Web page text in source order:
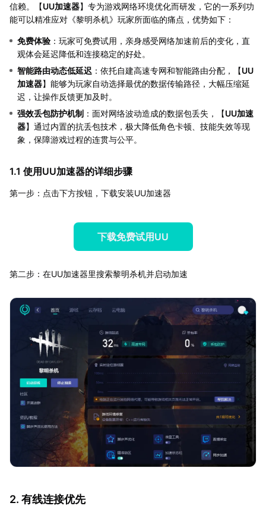
信赖。【UU加速器】专为游戏网络环境优化而研发，它的一系列功
能可以精准应对《黎明杀机》玩家所面临的痛点，优势如下：
免费体验 ：玩家可免费试用，亲身感受网络加速前后的变化，直
观体会延迟降低和连接稳定的好处。
智能路由动态低延迟 ：依托自建高速专网和智能路由分配，【UU
加速器】能够为玩家自动选择最优的数据传输路径，大幅压缩延
迟，让操作反馈更加及时。
强效丢包防护机制 ：面对网络波动造成的数据包丢失，【UU加速
器】通过内置的抗丢包技术，极大降低角色卡顿、技能失效等现
象，保障游戏过程的连贯与公平。
1.1 使用UU加速器的详细步骤
第一步：点击下方按钮，下载安装UU加速器
下载免费试用UU
第二步：在UU加速器里搜索黎明杀机并启动加速
2. 有线连接优先